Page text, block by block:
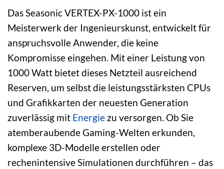
Das Seasonic VERTEX-PX-1000 ist ein
Meisterwerk der Ingenieurskunst, entwickelt für
anspruchsvolle Anwender, die keine
Kompromisse eingehen. Mit einer Leistung von
1000 Watt bietet dieses Netzteil ausreichend
Reserven, um selbst die leistungsstärksten CPUs
und Grafikkarten der neuesten Generation
zuverlässig mit Energie zu versorgen. Ob Sie
atemberaubende Gaming-Welten erkunden,
komplexe 3D-Modelle erstellen oder
rechenintensive Simulationen durchführen – das